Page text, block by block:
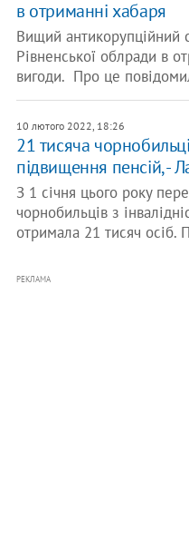
в отриманні хабаря
Вищий антикорупційний
Рівненської облради в
вигоди. Про це
10 лютого 2022, 18:26
21 тисяча
підвищення пенсій, -
З 1 січня цього року
чорнобильців з
отримала 21 тисяч
РЕКЛАМА